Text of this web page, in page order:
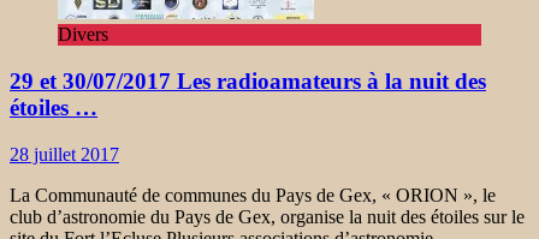
Divers
29 et 30/07/2017 Les radioamateurs à la nuit des
étoiles …
28 juillet 2017
La Communauté de communes du Pays de Gex, « ORION », le
club d’astronomie du Pays de Gex, organise la nuit des étoiles sur le